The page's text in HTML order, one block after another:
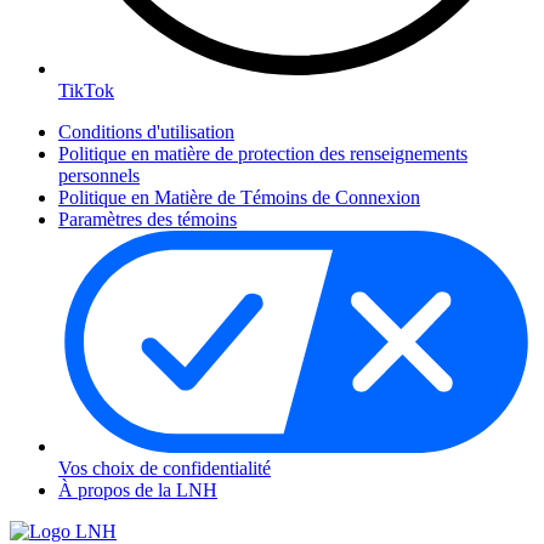
TikTok
Conditions d'utilisation
Politique en matière de protection des renseignements
personnels
Politique en Matière de Témoins de Connexion
Paramètres des témoins
Vos choix de confidentialité
À propos de la LNH